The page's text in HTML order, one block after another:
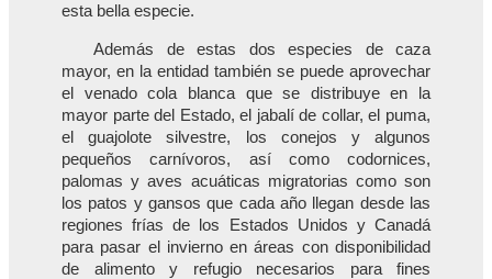
esta bella especie.
Además de estas dos especies de caza
mayor, en la entidad también se puede aprovechar
el venado cola blanca que se distribuye en la
mayor parte del Estado, el jabalí de collar, el puma,
el guajolote silvestre, los conejos y algunos
pequeños carnívoros, así como codornices,
palomas y aves acuáticas migratorias como son
los patos y gansos que cada año llegan desde las
regiones frías de los Estados Unidos y Canadá
para pasar el invierno en áreas con disponibilidad
de alimento y refugio necesarios para fines